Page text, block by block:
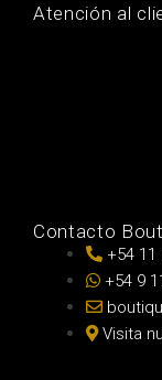
Atención al
Contacto
+54 11
+54 9
Visita